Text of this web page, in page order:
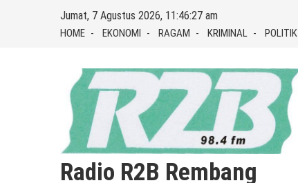
Jumat, 7 Agustus 2026, 11:46:28 am
HOME EKONOMI RAGAM KRIMINAL POLITIK
Radio R2B Rembang